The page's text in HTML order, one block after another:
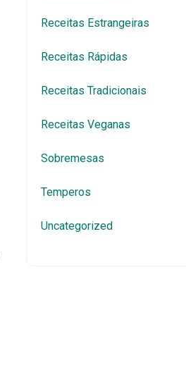
Receitas Estrangeiras
Receitas Rápidas
Receitas Tradicionais
Receitas Veganas
Sobremesas
Temperos
Uncategorized